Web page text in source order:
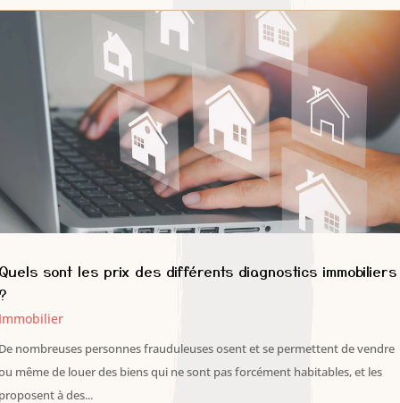
sont les prix des différents diagnostics immobiliers
nombreuses personnes frauduleuses osent et se permettent de vendre
même de louer des biens qui ne sont pas forcément habitables, et les
à des...